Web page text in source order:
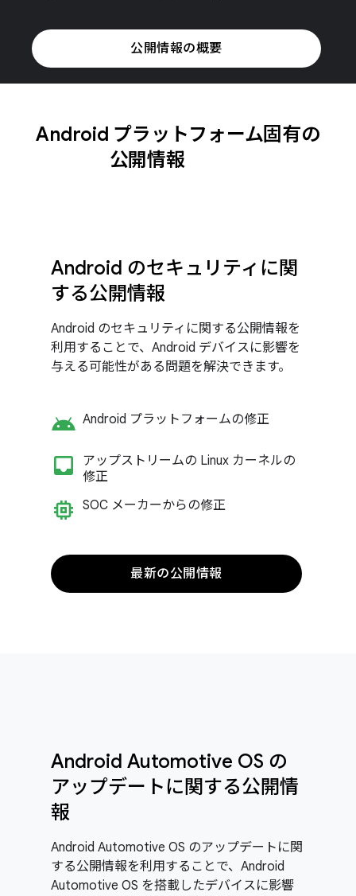
公開情報の概要
Android プラットフォーム固有の
公開情報
Android のセキュリティに関
する公開情報
Android のセキュリティに関する公開情報を
利用することで、Android デバイスに影響を
与える可能性がある問題を解決できます。
android Android プラットフォームの修正
inbox_customize
アップストリームの Linux カーネルの
修正
memory SOC メーカーからの修正
最新の公開情報
Android Automotive OS の
アップデートに関する公開情
報
Android Automotive OS のアップデートに関
する公開情報を利用することで、Android
Automotive OS を搭載したデバイスに影響